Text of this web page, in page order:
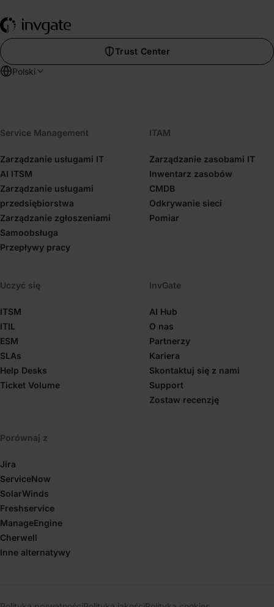
Trust Center
Polski
Service Management
Zarządzanie usługami IT
AI ITSM
Zarządzanie usługami
przedsiębiorstwa
Zarządzanie zgłoszeniami
Samoobsługa
Przepływy pracy
ITAM
Zarządzanie zasobami IT
Inwentarz zasobów
CMDB
Odkrywanie sieci
Pomiar
Uczyć się
ITSM
ITIL
ESM
SLAs
Help Desks
Ticket Volume
InvGate
AI Hub
O nas
Partnerzy
Kariera
Skontaktuj się z nami
Support
Zostaw recenzję
Porównaj z
Jira
ServiceNow
SolarWinds
Freshservice
ManageEngine
Cherwell
Inne alternatywy